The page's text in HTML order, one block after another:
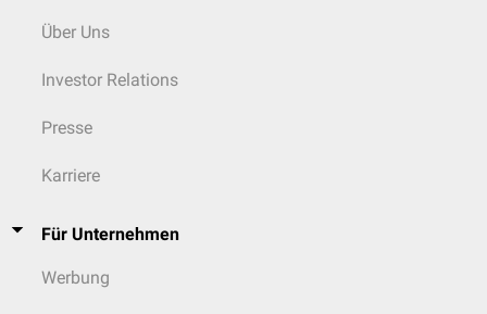
Über Uns
Investor Relations
Presse
Karriere
Für Unternehmen
Werbung